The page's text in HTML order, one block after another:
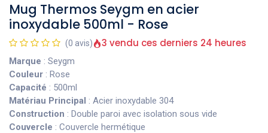
Mug Thermos Seygm en acier
inoxydable 500ml - Rose
(0 avis) 3 vendu ces derniers 24 heures
Marque : Seygm
Couleur : Rose
Capacité : 500ml
Matériau Principal : Acier inoxydable 304
Construction : Double paroi avec isolation sous vide
Couvercle : Couvercle hermétique